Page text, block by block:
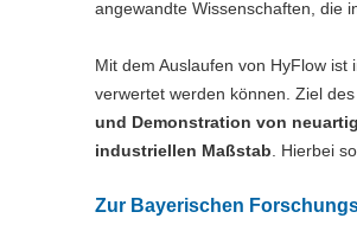
angewandte Wissenschaften, die
Mit dem Auslaufen von HyFlow
verwertet werden können. Ziel
und Demonstration von
industriellen Maßstab. Hierbei
Zur Bayerischen